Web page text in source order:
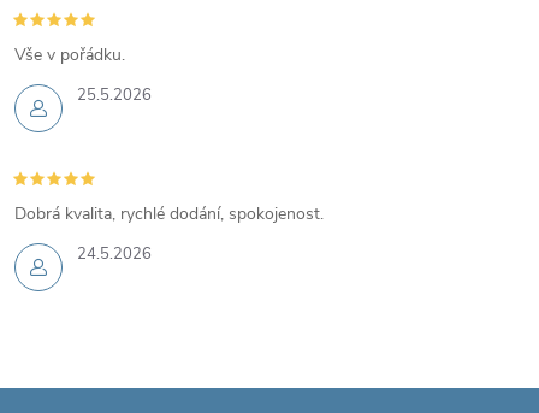
25.5.2026
Vše v pořádku.
24.5.2026
Dobrá kvalita, rychlé dodání, spokojenost.